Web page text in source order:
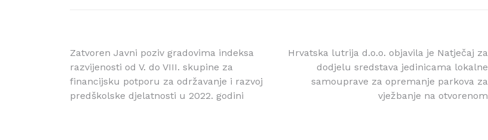
Navigacija
objava
Zatvoren Javni poziv gradovima indeksa
razvijenosti od V. do VIII. skupine za
financijsku potporu za održavanje i razvoj
predškolske djelatnosti u 2022. godini
Hrvatska lutrija d.o.o. objavila je Natječaj za
dodjelu sredstava jedinicama lokalne
samouprave za opremanje parkova za
vježbanje na otvorenom